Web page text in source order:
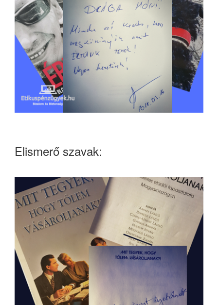
Elismerő szavak: